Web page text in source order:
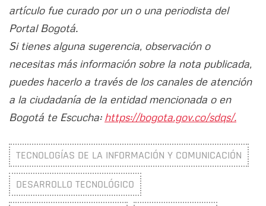
artículo fue curado por un o una periodista del
Portal Bogotá.
Si tienes alguna sugerencia, observación o
necesitas más información sobre la nota publicada,
puedes hacerlo a través de los canales de atención
a la ciudadanía de la entidad mencionada o en
Bogotá te Escucha: https://bogota.gov.co/sdqs/.
TECNOLOGÍAS DE LA INFORMACIÓN Y COMUNICACIÓN
DESARROLLO TECNOLÓGICO